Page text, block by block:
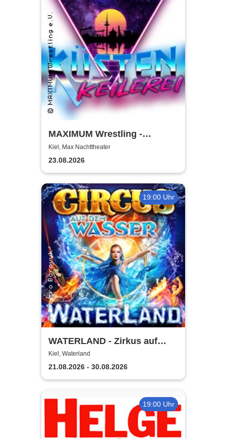
MAXIMUM Wrestling -
Küstenkeilerei '26
Kiel, Max Nachttheater
23.08.2026
19:00 Uhr
WATERLAND - Zirkus auf
dem Wasser | Kiel
Kiel, Waterland
21.08.2026 - 30.08.2026
19:00 Uhr